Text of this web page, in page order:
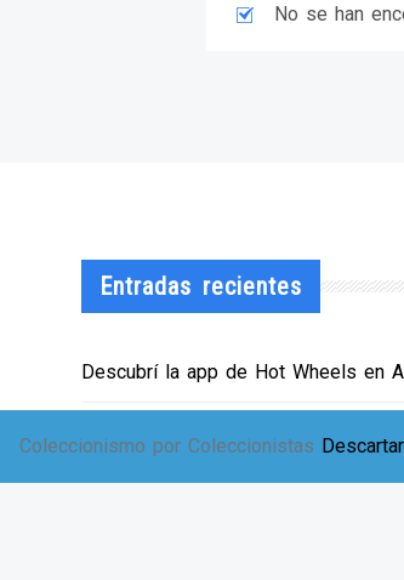
Coleccionismo por Coleccionistas Descartar
No se han
Entradas recientes
Descubrí la app de Hot Wheels en
EXPO SOLIDARIA